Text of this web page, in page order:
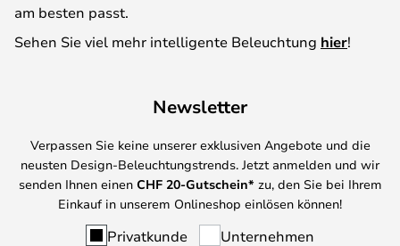
am besten passt.
Sehen Sie viel mehr intelligente Beleuchtung hier!
Newsletter
Verpassen Sie keine unserer exklusiven Angebote und die
neusten Design-Beleuchtungstrends. Jetzt anmelden und wir
senden Ihnen einen CHF 20-Gutschein* zu, den Sie bei Ihrem
Einkauf in unserem Onlineshop einlösen können!
Privatkunde Unternehmen